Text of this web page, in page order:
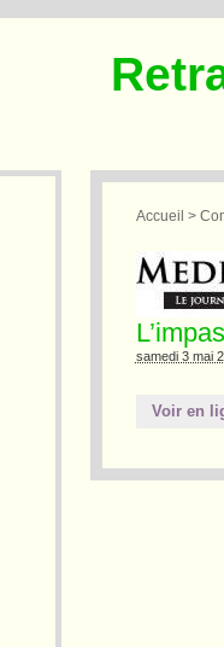
Accueil >
samedi 3 mai
Voir en